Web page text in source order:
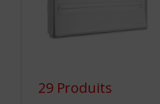
29 Produits